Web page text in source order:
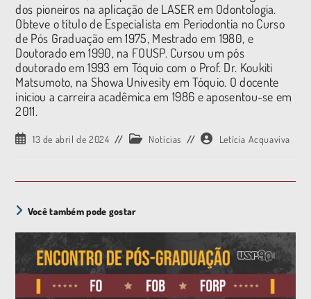
dos pioneiros na aplicação de LASER em Odontologia.
Obteve o título de Especialista em Periodontia no Curso
de Pós Graduação em 1975, Mestrado em 1980, e
Doutorado em 1990, na FOUSP. Cursou um pós
doutorado em 1993 em Tóquio com o Prof. Dr. Koukiti
Matsumoto, na Showa Univesity em Tóquio. O docente
iniciou a carreira acadêmica em 1986 e aposentou-se em
2011.
13 de abril de 2024 Notícias Letícia Acquaviva
Você também pode gostar